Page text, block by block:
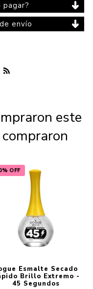
pagar?
envío
este
OFF
Esmalte Secado
Brillo Extremo -
45 Segundos